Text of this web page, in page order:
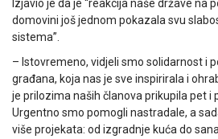
Izjavio je da je “reakcija naše države na
domovini još jednom pokazala svu
sistema”.
– Istovremeno, vidjeli smo solidarnost i
građana, koja nas je sve inspirirala i
je prilozima naših članova prikupila pet i
Urgentno smo pomogli nastradale, a
više projekata: od izgradnje kuća do